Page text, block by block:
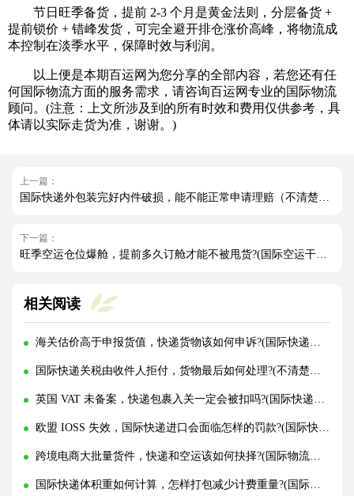
节日旺季备货，提前 2-3 个月是黄金法则，分层备货 +
提前锁价 + 错峰发货，可完全避开排仓涨价高峰，将物流成
本控制在淡季水平，保障时效与利润。
以上便是本期百运网为您分享的全部内容，若您还有任
何国际物流方面的服务需求，请咨询百运网专业的国际物流
顾问。(注意：上文所涉及到的所有时效和费用仅供参考，具
体请以实际走货为准，谢谢。)
上一篇：
国际快递外包装完好内件破损，能不能正常申请理赔（不清楚的跨境电商卖家请注意）
下一篇：
旺季空运仓位爆舱，提前多久订舱才能不被甩货?(国际空运干货知识分享)
相关阅读
海关估价高于申报货值，快递货物该如何申诉?(国际快递干货知识分享)
国际快递关税由收件人拒付，货物最后如何处理?(不清楚的外贸人看过来)
英国 VAT 未备案，快递包裹入关一定会被扣吗?(国际快递干货知识分享)
欧盟 IOSS 失效，国际快递进口会面临怎样的罚款?(国际快递干货知识分享)
跨境电商大批量货件，快递和空运该如何抉择?(国际物流干货知识分享)
国际快递体积重如何计算，怎样打包减少计费重量?(国际快递干货知识分享)